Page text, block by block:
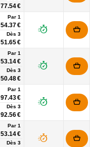
77.54 €
Par 1
54.37 €
Dès 3
51.65 €
Par 1
53.14 €
Dès 3
50.48 €
Par 1
97.43 €
Dès 3
92.56 €
Par 1
53.14 €
Dès 3